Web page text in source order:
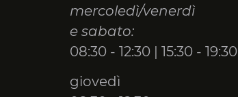
mercoledì/venerdì
e sabato:
08:30 - 12:30 | 15:30 - 19:30
giovedì